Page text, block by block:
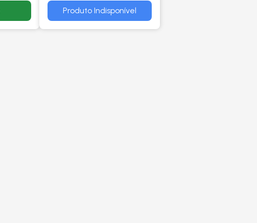
Produto Indisponível